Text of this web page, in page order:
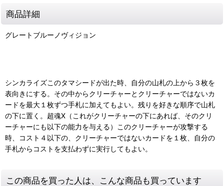
商品詳細
グレートブルーノヴィジョン
シンカライズこのタマシードが出た時、自分の山札の上から３枚を
表向きにする。その中からクリーチャーとクリーチャーではないカ
ードを最大１枚ずつ手札に加えてもよい。残りを好きな順序で山札
の下に置く。超魂X（これがクリーチャーの下にあれば、そのクリ
ーチャーにも以下の能力を与える）このクリーチャーが攻撃する
時、コスト４以下の、クリーチャーではないカードを１枚、自分の
手札からコストを支払わずに実行してもよい。
この商品を買った人は、こんな商品も買っています